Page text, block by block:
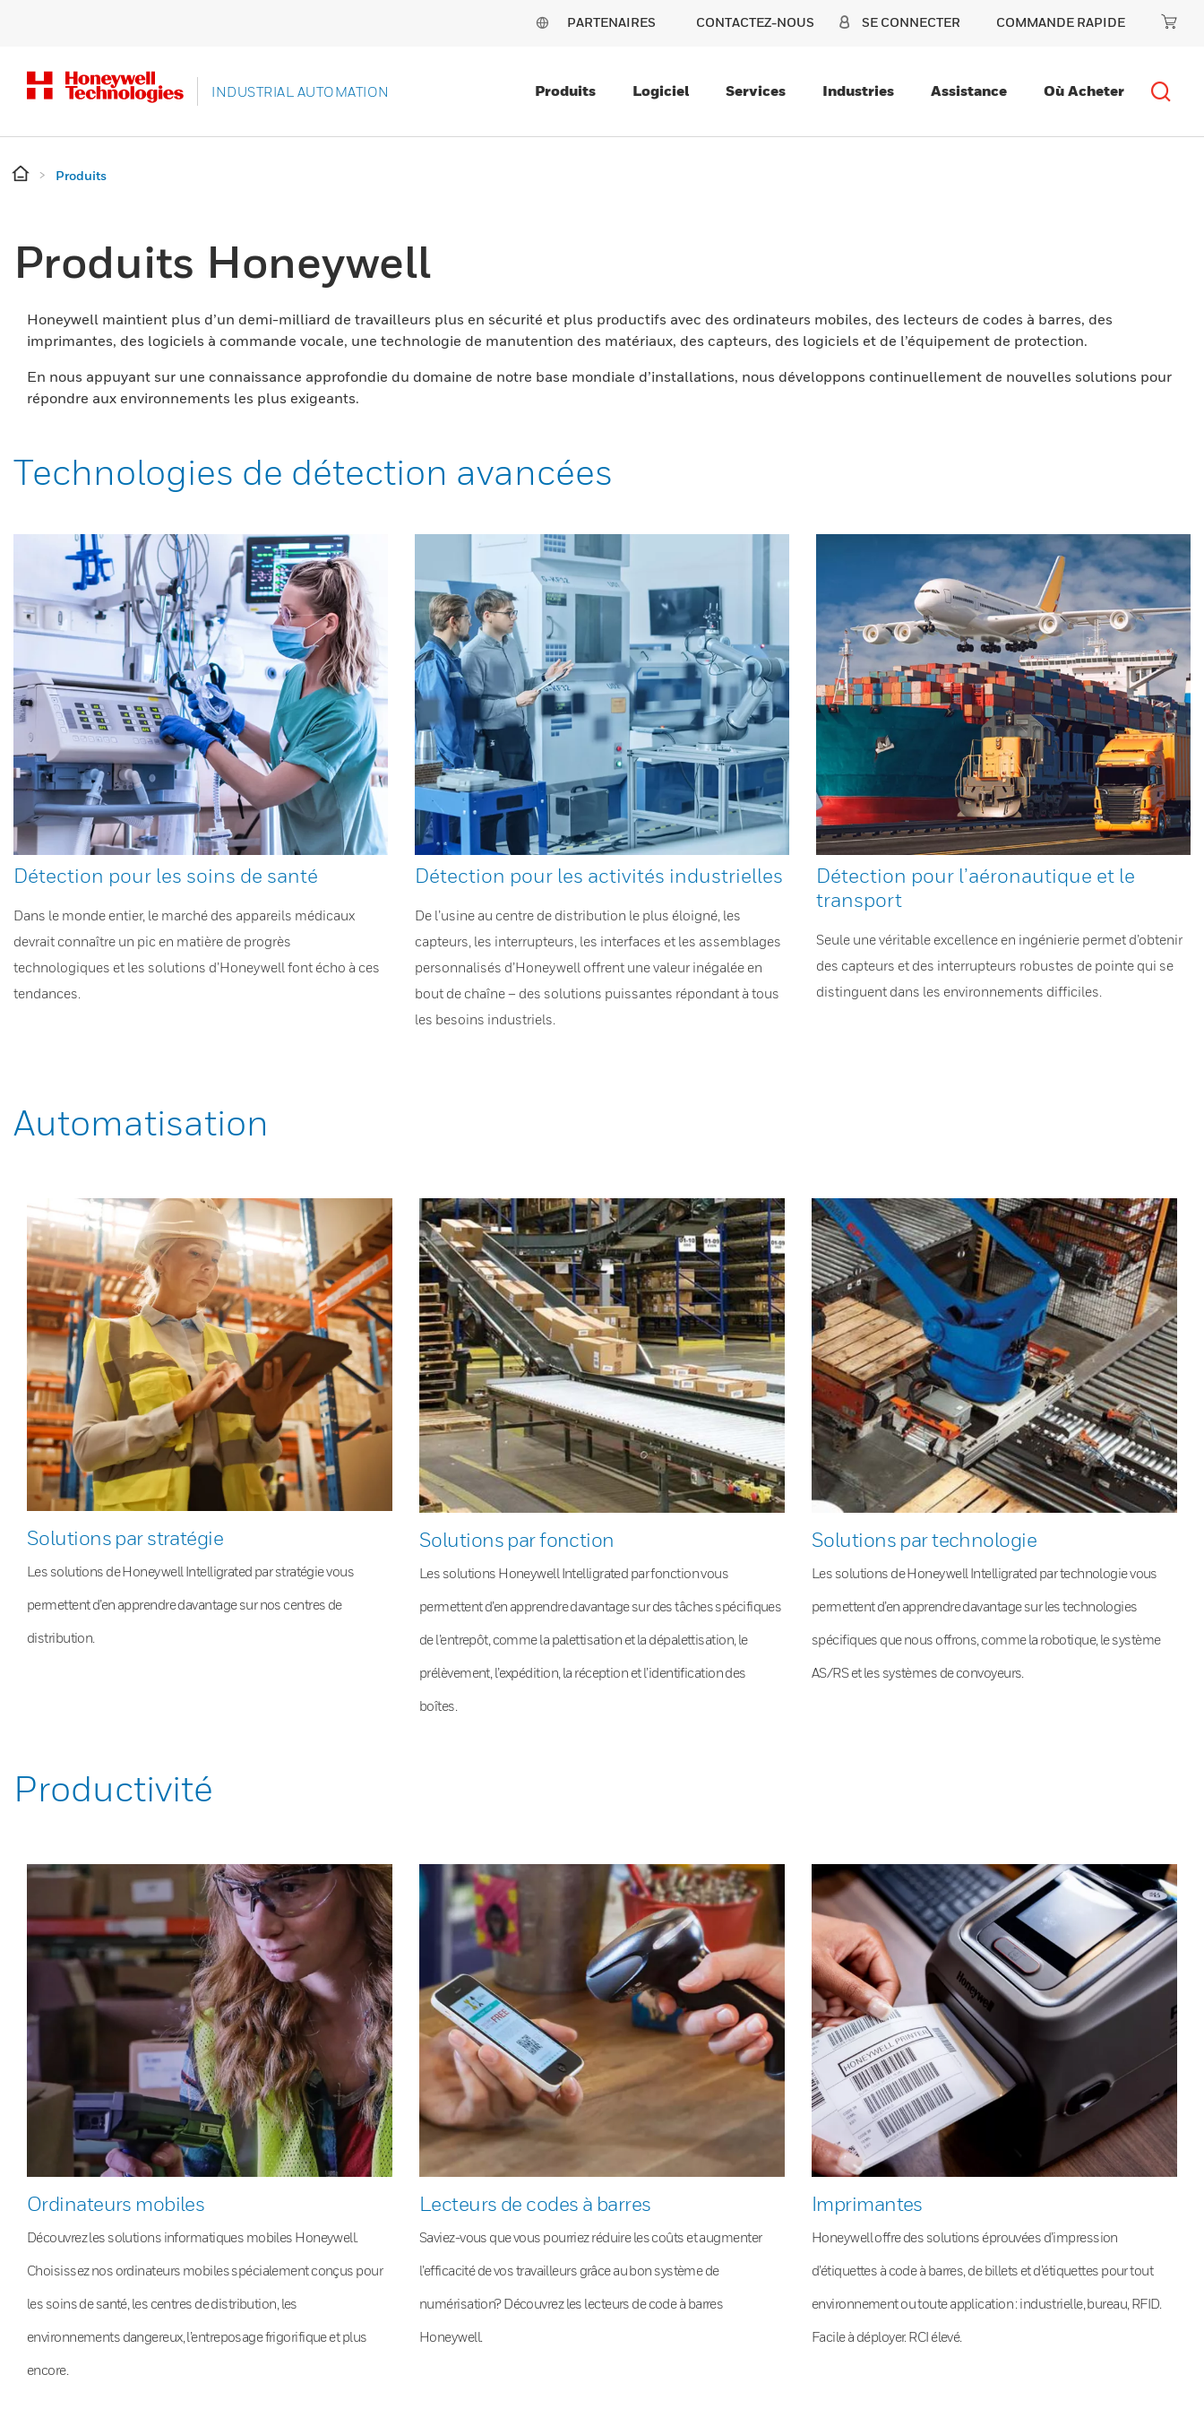
PARTENAIRES CONTACTEZ-NOUS SE CONNECTER COMMANDE RAPIDE
INDUSTRIAL AUTOMATION Produits Logiciel Services Industries Assistance Où Acheter
Produits
Produits Honeywell
Honeywell maintient plus d’un demi-milliard de travailleurs plus en sécurité et plus productifs avec des ordinateurs mobiles, des lecteurs de codes à barres, des
imprimantes, des logiciels à commande vocale, une technologie de manutention des matériaux, des capteurs, des logiciels et de l’équipement de protection.
En nous appuyant sur une connaissance approfondie du domaine de notre base mondiale d’installations, nous développons continuellement de nouvelles solutions pour
répondre aux environnements les plus exigeants.
Technologies de détection avancées
Détection pour les soins de santé
Dans le monde entier, le marché des appareils médicaux
devrait connaître un pic en matière de progrès
technologiques et les solutions d’Honeywell font écho à ces
tendances.
Détection pour les activités industrielles
De l’usine au centre de distribution le plus éloigné, les
capteurs, les interrupteurs, les interfaces et les assemblages
personnalisés d’Honeywell offrent une valeur inégalée en
bout de chaîne – des solutions puissantes répondant à tous
les besoins industriels.
Détection pour l’aéronautique et le
transport
Seule une véritable excellence en ingénierie permet d’obtenir
des capteurs et des interrupteurs robustes de pointe qui se
distinguent dans les environnements difficiles.
Automatisation
Solutions par stratégie
Les solutions de Honeywell Intelligrated par stratégie vous
permettent d’en apprendre davantage sur nos centres de
distribution.
Solutions par fonction
Les solutions Honeywell Intelligrated par fonction vous
permettent d’en apprendre davantage sur des tâches spécifiques
de l’entrepôt, comme la palettisation et la dépalettisation, le
prélèvement, l’expédition, la réception et l’identification des
boîtes.
Solutions par technologie
Les solutions de Honeywell Intelligrated par technologie vous
permettent d’en apprendre davantage sur les technologies
spécifiques que nous offrons, comme la robotique, le système
AS/RS et les systèmes de convoyeurs.
Productivité
Ordinateurs mobiles
Découvrez les solutions informatiques mobiles Honeywell.
Choisissez nos ordinateurs mobiles spécialement conçus pour
les soins de santé, les centres de distribution, les
environnements dangereux, l’entreposage frigorifique et plus
encore.
Lecteurs de codes à barres
Saviez-vous que vous pourriez réduire les coûts et augmenter
l’efficacité de vos travailleurs grâce au bon système de
numérisation? Découvrez les lecteurs de code à barres
Honeywell.
Imprimantes
Honeywell offre des solutions éprouvées d’impression
d’étiquettes à code à barres, de billets et d’étiquettes pour tout
environnement ou toute application : industrielle, bureau, RFID.
Facile à déployer. RCI élevé.